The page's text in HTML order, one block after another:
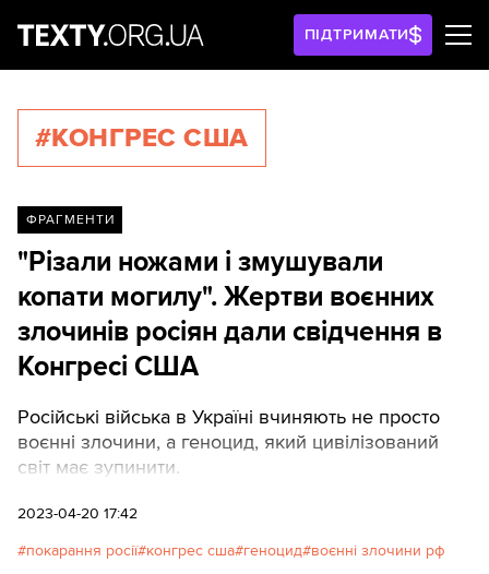
ПІДТРИМАТИ
#КОНГРЕС США
ФРАГМЕНТИ
"Різали ножами і змушували
копати могилу". Жертви воєнних
злочинів росіян дали свідчення в
Конгресі США
Російські війська в Україні вчиняють не просто
воєнні злочини, а геноцид, який цивілізований
світ має зупинити.
2023-04-20 17:42
покарання росії конгрес сша геноцид воєнні злочини рф